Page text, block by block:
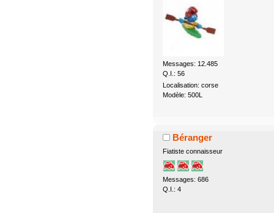
Messages: 12.485
Q.I.: 56
Localisation: corse
Modèle: 500L
Béranger
Fiatiste connaisseur
Messages: 686
Q.I.: 4